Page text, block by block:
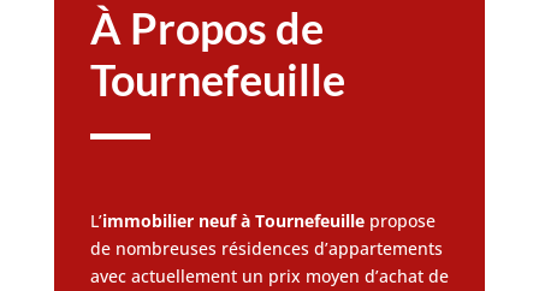
À Propos de
Tournefeuille
L’immobilier neuf à Tournefeuillepropose
de nombreuses résidences d’appartements
avec actuellement un prix moyen d’achat de